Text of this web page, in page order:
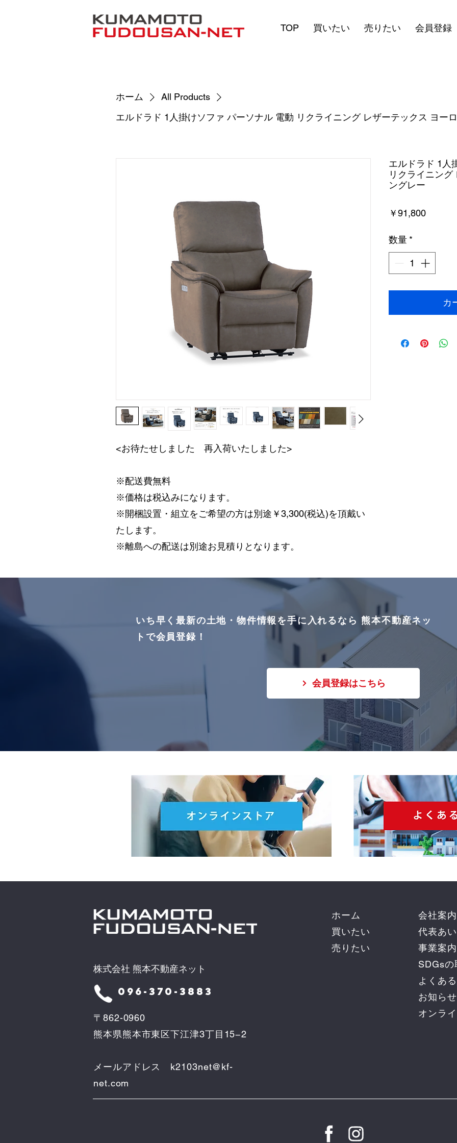
TOP 買いたい 売りたい 会員登録
ホーム
All Products
エルドラド 1人掛けソファ パーソナル 電動 リクライニング レザーテックス ヨー
<お待たせしました　再入荷いたしました>
※配送費無料
※価格は税込みになります。
※開梱設置・組立をご希望の方は別途￥3,300(税込)を頂戴い
たします。
※離島への配送は別途お見積りとなります。
エルドラド 1人
リクライニン
ングレー
￥91,800価
数量 *
カ
いち早く最新の土地・物件情報を手に入れるなら 熊本不動産ネッ
トで会員登録！
会員登録はこちら
株式会社 熊本不動産ネット
096-370-3883
〒862-0960
熊本県熊本市東区下江津3丁目15−2
メールアドレス k2103net@kf-
net.com
ホーム
買いたい
売りたい
会社案内
代表あ
事業案内
SDGsの
よくあ
お知らせ
オンラ